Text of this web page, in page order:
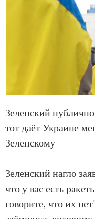
Зеленский
тот даёт Украине
Зеленскому
Зеленский нагло
что у вас есть
говорите, что их